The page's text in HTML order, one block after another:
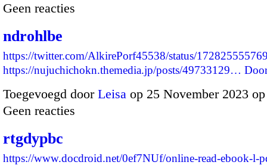
Geen reacties
ndrohlbe
https://twitter.com/AlkirePorf45538/status/
https://nujuchichokn.themedia.jp/posts/49733129…
Toegevoegd door Leisa op 25 November 2023
Geen reacties
rtgdypbc
https://www.docdroid.net/0ef7NUf/online-read-ebook-l-